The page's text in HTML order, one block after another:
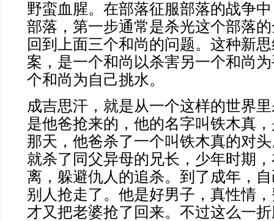
野蛮血腥。在部落征服部落的战争
部落，第一步通常是杀光这个部落
回到上面三个和尚的问题。这种新
案，是一个和尚以杀害另一个和尚
个和尚为自己挑水。
成吉思汗，就是从一个这样的世界
是他爸抢来的，他的名字叫铁木真
那天，他爸杀了一个叫铁木真的对
就杀了同父异母的兄长，少年时期
离，躲避仇人的追杀。到了成年，
别人抢走了。他是好男子，真性情
才又把老婆抢了回来。不过这么一